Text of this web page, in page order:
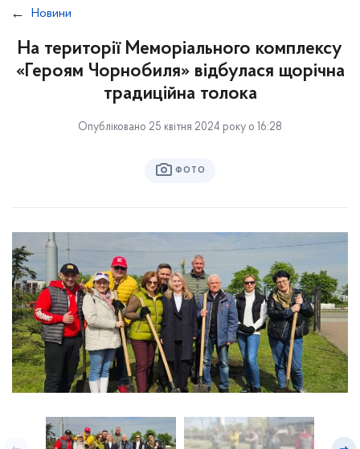
Новини
На території Меморіального комплексу
«Героям Чорнобиля» відбулася щорічна
традиційна толока
Опубліковано 25 квітня 2024 року о 16:28
ФОТО